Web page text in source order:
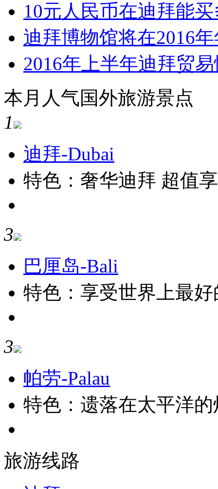
10元人民币在迪拜能
迪拜博物馆将在2016
2016年上半年迪拜贸
本月人气国外旅游景点
1
迪拜-Dubai
特色：奢华迪拜 超值
3
巴厘岛-Bali
特色：享受世界上最好
3
帕劳-Palau
特色：遗落在太平洋
旅游线路